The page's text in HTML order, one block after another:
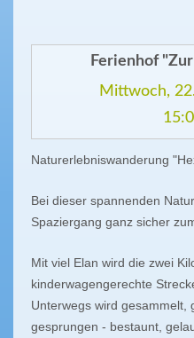
Ferienhof
Mittwoch,
Naturerlebniswanderung
Bei dieser spannenden
Spaziergang ganz sicher
Mit viel Elan wird die zwei
kinderwagengerechte
Unterwegs wird gesammelt,
gesprungen - bestaunt,